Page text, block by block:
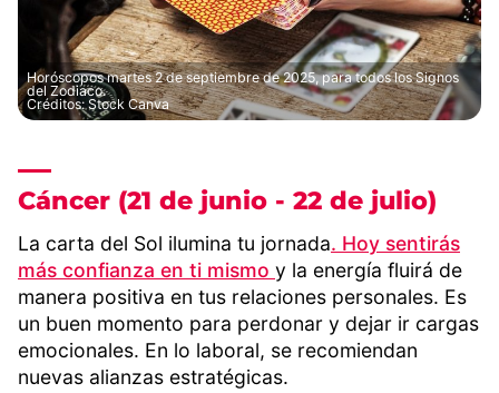
Horóscopos martes 2 de septiembre de 2025, para todos los Signos
del Zodiaco.
Créditos: Stock Canva
Cáncer (21 de junio - 22 de julio)
La carta del Sol ilumina tu jornada. Hoy sentirás
más confianza en ti mismo y la energía fluirá de
manera positiva en tus relaciones personales. Es
un buen momento para perdonar y dejar ir cargas
emocionales. En lo laboral, se recomiendan
nuevas alianzas estratégicas.